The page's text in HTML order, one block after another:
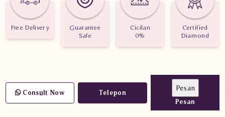
Berat : 4.580 gram
Jumlah Berlian : 28 buah
Free Delivery
Guarantee
Safe
Cicilan
0%
Certified
Diamond
Consult Now
Telepon
Pesan